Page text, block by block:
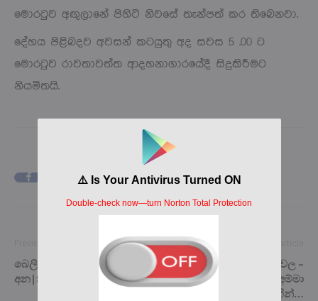
මොරටුව අඟුලානේ පිහිටි නිවසේ තැන්පත් කර තිබෙනවා.
දේහය පිළිබදව අවසන් කටයුතු අද සවස 5 .00 ට
මොරටුව රාවතාවත්ත ආදහනාගාරයේදී සිදුකිරීමට
නියමිතයි.
Facebook X Pinterest
බෙලිඅත්තේ බිහිසුණු බස් රථ
අන|තුරෙන් 30ක් රෝහලේ…
ලංකාවේ වයසකම යුවල –
බෙලිඅත්තේ ආච්චි අම්මා
දැයෙන් සමුගෙන ගිහින්…